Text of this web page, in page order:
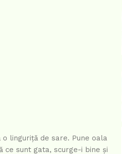
linguriță de sare. Pune oala
ce sunt gata, scurge-i bine și